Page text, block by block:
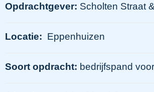
Opdrachtgever: Scholten Straat
Locatie: Eppenhuizen
Soort opdracht: bedrijfspand